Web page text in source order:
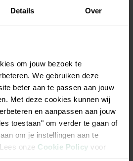
Details Over
om jouw bezoek te
We gebruiken deze
beter aan te passen aan jouw
Met deze cookies kunnen wij
en aanpassen aan jouw
toestaan" om verder te gaan of
om je instellingen aan te
onze Cookie Policy voor
Lamb & Rice is een premium
ontwikkeld voor volwassen
12 maanden tot 7 jaar. Het
een hoog aandeel lamsvlees